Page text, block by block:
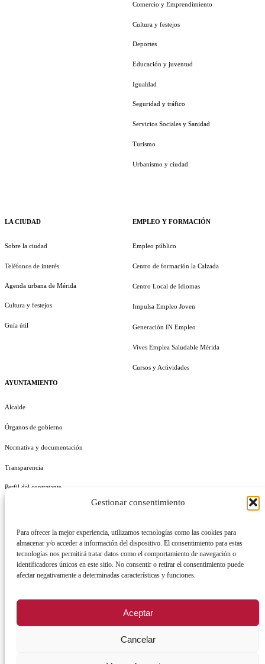
Gestionar consentimiento
Para ofrecer la mejor experiencia, utilizamos tecnologías como las cookies para
almacenar y/o acceder a información del dispositivo. El consentimiento para estas
tecnologías nos permitirá tratar datos como el comportamiento de navegación o
identificadores únicos en este sitio. No consentir o retirar el consentimiento puede
afectar negativamente a determinadas características y funciones.
Aceptar
Cancelar
LA CIUDAD
Sobre la ciudad
Teléfonos de interés
Agenda urbana de Mérida
Cultura y festejos
Guía útil
AYUNTAMIENTO
Alcalde
Órganos de gobierno
Normativa y documentación
Transparencia
Perfil del contratante
Comercio y Emprendimiento
Cultura y festejos
Deportes
Educación y juventud
Igualdad
Seguridad y tráfico
Servicios Sociales y Sanidad
Turismo
Urbanismo y ciudad
EMPLEO Y FORMACIÓN
Empleo público
Centro de formación la Calzada
Centro Local de Idiomas
Impulsa Empleo Joven
Generación IN Empleo
Vives Emplea Saludable Mérida
Cursos y Actividades
REGISTRO DE ACTIVIDADES DE TRATAMIENTO